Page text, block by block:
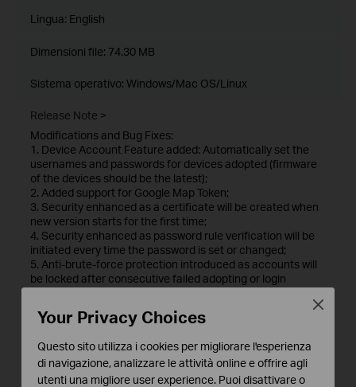
Lingua: English
Dimensioni file: 74.30 MB
Sistema operativo: Windows/Mac OS/Linux
Release Note >
Modifications and Bug Fixes:
1. Device Account Feature added: Automatically set the
usernames and passwords for devices adopted (firmware
of the devices should be the latest);
2. Added support for Google Map Token;
3. Security enhanced as a certificate will be created when
new version starts for the first time;
4. Security enhanced as password rule verification will be
initiated every time the password is set or changed;
5. Anti-brute-force protection introduced as accounts will
be locked after consecutive failed adopting or login
1. This version of the firmware has enhanced overall
2. A delay upon the first startup after upgrading may be
observed.
Your Privacy Choices
Questo sito utilizza i cookies per migliorare l'esperienza
di navigazione, analizzare le attività online e offrire agli
utenti una migliore user experience. Puoi disattivare o
Close